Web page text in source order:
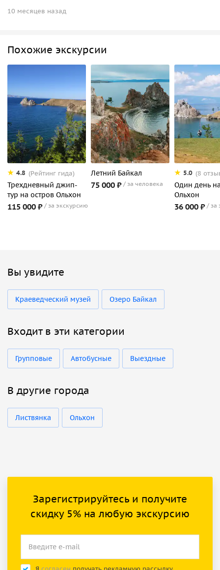
10 месяцев назад
Похожие экскурсии
4.8 (Рейтинг гида)
Трехдневный джип-
тур на остров Ольхон
115 000 ₽ за экскурсию
Летний Байкал
75 000 ₽ за человека
5.0 (8
Один день
Ольхон
36 000 ₽ за
Вы увидите
Краеведческий музей Озеро Байкал
Входит в эти категории
Групповые Автобусные Выездные
В другие города
Листвянка Ольхон
Зарегистрируйтесь и получите
скидку 5% на любую экскурсию